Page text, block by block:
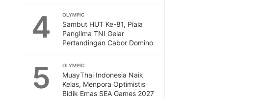
4 OLYMPIC
Sambut HUT Ke-81, Piala
Panglima TNI Gelar
Pertandingan Cabor Domino
5 OLYMPIC
MuayThai Indonesia Naik
Kelas, Menpora Optimistis
Bidik Emas SEA Games 2027